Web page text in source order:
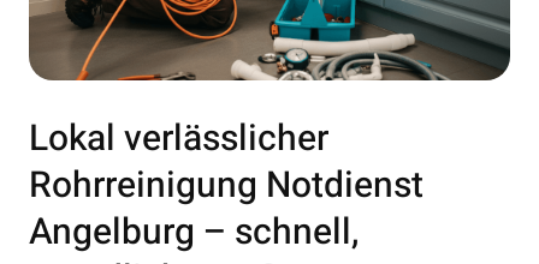
Lokal verlässlicher
Rohrreinigung Notdienst
Angelburg – schnell,